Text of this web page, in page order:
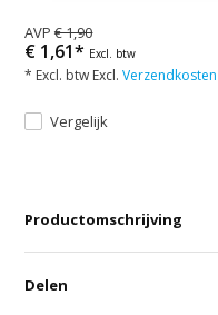
AVP€ 1,90
€ 1,61* Excl. btw
* Excl. btw Excl.Verzendkosten
Vergelijk
Productomschrijving
Delen